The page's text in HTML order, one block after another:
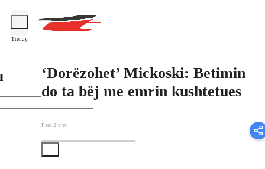
Trendy
‘Dorëzohet’ Mickoski: Betimin
do ta bëj me emrin kushtetues
Para 2 vjet